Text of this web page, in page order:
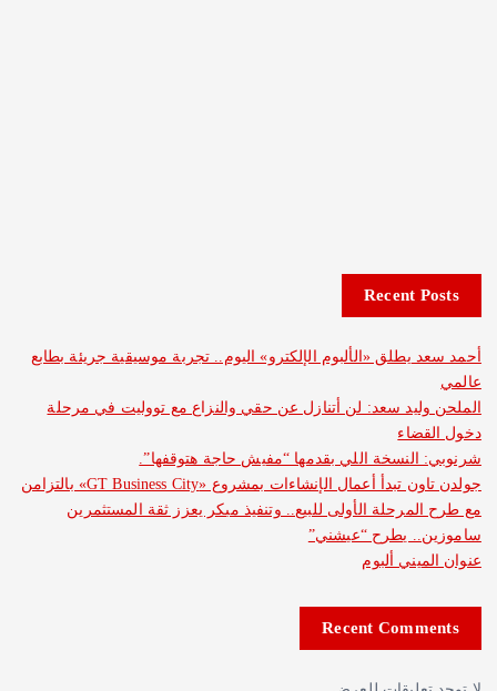
Recent
«الألبوم الإلكترو» اليوم.. تجربة موسيقية جريئة بطابع
سعد: لن أتنازل عن حقي والنزاع مع تووليت في مرحلة
اللي بقدمها “مفيش حاجة هتوقفها”.
جولدن تاون تبدأ أعمال الإنشاءات بمشروع «GT Business City» بالتزامن
الأولى للبيع.. وتنفيذ مبكر يعزز ثقة المستثمرين
يطرح “عيشني”
ألبوم
Recent